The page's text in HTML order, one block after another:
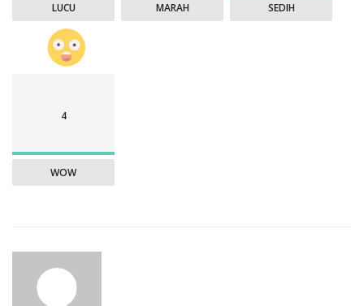
LUCU MARAH SEDIH
4
WOW